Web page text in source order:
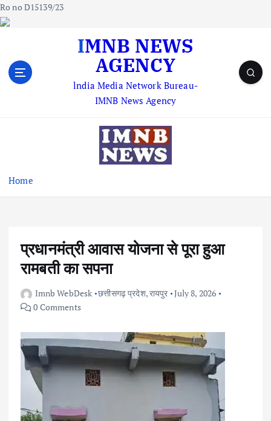
Ro no D15139/23
IMNB NEWS
AGENCY
lndia Media Network Bureau-
IMNB News Agency
Home
प्रधानमंत्री आवास योजना से पूरा हुआ
रामबती का सपना
Imnb WebDesk छत्तीसगढ़ प्रदेश,रायपुर July 8, 2026
0 Comments